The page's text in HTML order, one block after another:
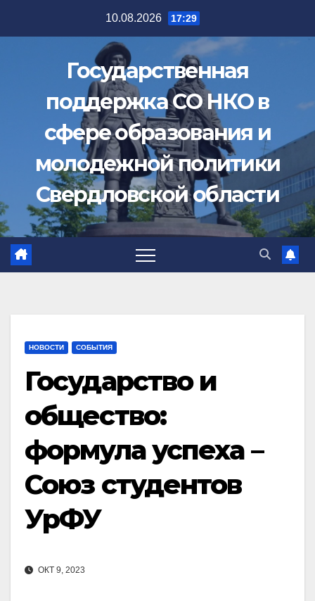
10.08.2026 17:29
Государственная
поддержка СО НКО в
сфере образования и
молодежной политики
Свердловской области
НОВОСТИ СОБЫТИЯ
Государство и
общество:
формула успеха –
Союз студентов
УрФУ
ОКТ 9, 2023